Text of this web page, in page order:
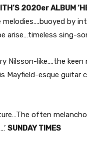
2020er ALBUM
melodies….buoyed by
arise…timeless sing-
Nilsson-like….the
Mayfield-esque guitar
often
SUNDAY TIMES